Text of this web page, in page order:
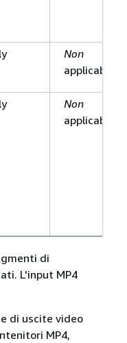
Non
applicabile
Non
applicabile
di
L'input MP4
di uscite video
MP4,